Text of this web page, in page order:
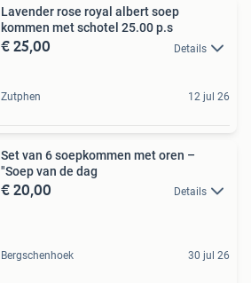
Lavender rose royal albert soep
kommen met schotel 25.00 p.s
€ 25,00 Details
Zutphen 12 jul 26
Set van 6 soepkommen met oren –
"Soep van de dag
€ 20,00 Details
Bergschenhoek 30 jul 26